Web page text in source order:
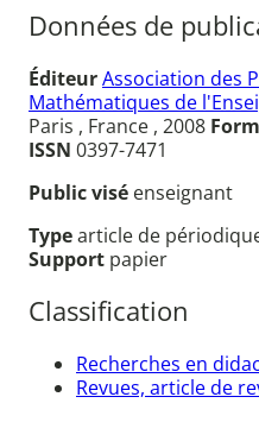
Données de
ÉditeurAssociation des
Mathématiques de
Paris , France , 2008
ISSN 0397-7471
Public visé enseignant
Typearticle de
Support papier
Classification
Recherches en
Revues, article de